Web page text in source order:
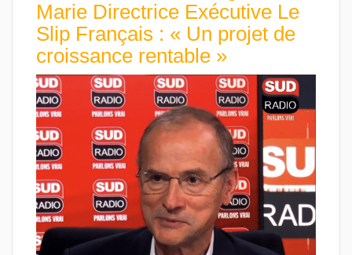
Marie Directrice Exécutive Le
Slip Français : « Un projet de
croissance rentable »